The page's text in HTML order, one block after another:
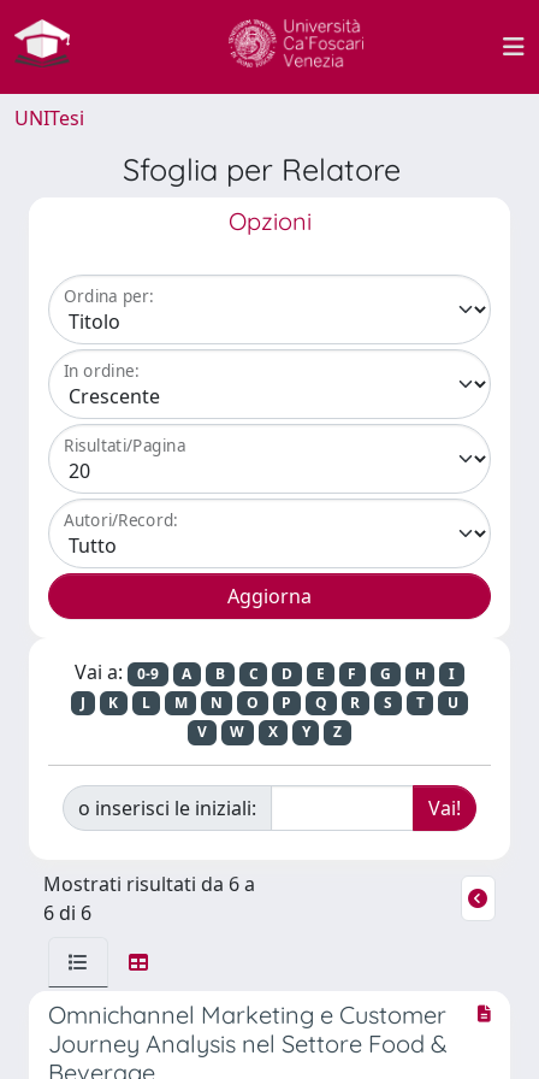
UNITesi
Sfoglia per Relatore
Opzioni
Ordina per:
In ordine:
Risultati/Pagina
Autori/Record:
Vai a: 0-9 A B C D E F G H
I
J
K L M N O P Q R S T
U
V
W X Y Z
o inserisci le iniziali:
Mostrati risultati da 6 a
6 di 6
Omnichannel Marketing e Customer
Journey Analysis nel Settore Food &
Beverage